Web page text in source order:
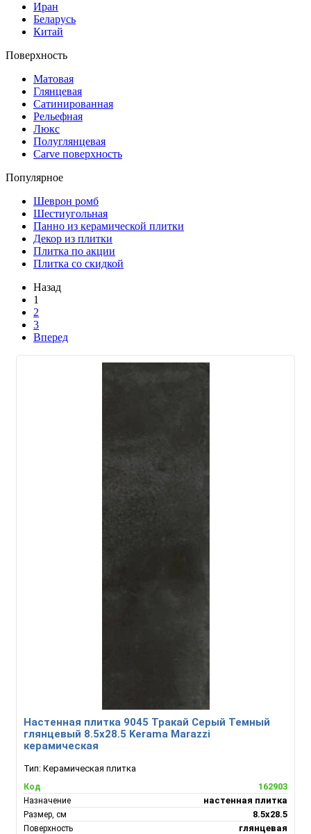
Иран
Беларусь
Китай
Поверхность
Матовая
Глянцевая
Сатинированная
Рельефная
Люкс
Полуглянцевая
Carve поверхность
Популярное
Шеврон ромб
Шестиугольная
Панно из керамической плитки
Декор из плитки
Плитка по акции
Плитка со скидкой
Назад
1
2
3
Вперед
Настенная плитка 9045 Тракай Серый Темный
глянцевый 8.5x28.5 Kerama Marazzi
керамическая
Тип: Керамическая плитка
Код 162903
Назначение настенная плитка
Размер, см 8.5x28.5
Поверхность глянцевая